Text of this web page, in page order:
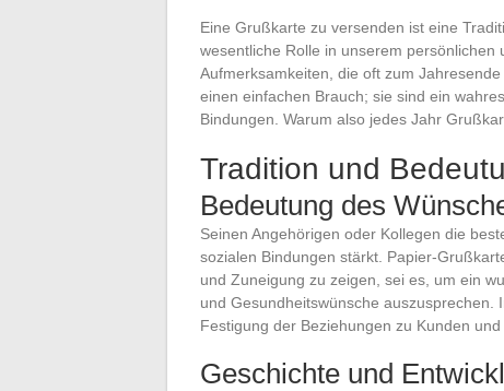
Eine Grußkarte zu versenden ist eine
wesentliche Rolle in unserem
Aufmerksamkeiten, die oft zum
einen einfachen Brauch; sie sind ein
Bindungen. Warum also jedes Jahr
Tradition und
Bedeutung des
Seinen Angehörigen oder Kollegen die
sozialen Bindungen stärkt. Papier-
und Zuneigung zu zeigen, sei es, um ein
und Gesundheitswünsche
Festigung der Beziehungen zu Kunden und
Geschichte und